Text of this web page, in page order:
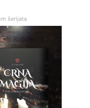
šerijata